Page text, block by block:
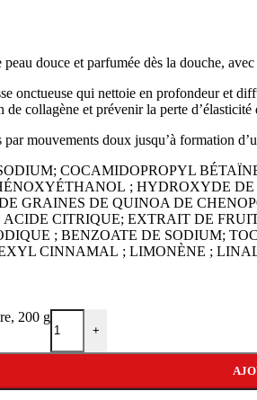
douce et parfumée dès la douche,
onctueuse qui nettoie en profondeur et
collagène et prévenir la perte d’élasticité
mouvements doux jusqu’à formation
COCAMIDOPROPYL
; HYDROXYDE
GRAINES DE QUINOA DE
CITRIQUE; EXTRAIT DE
; BENZOATE DE SODIUM;
CINNAMAL ; LIMONÈNE ;
200 g
+